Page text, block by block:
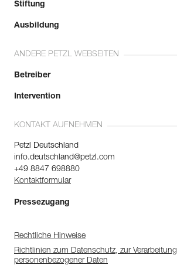
Stiftung
Ausbildung
ANDERE PETZL WEBSEITEN
Betreiber
Intervention
KONTAKT AUFNEHMEN
Petzl Deutschland
info.deutschland@petzl.com
+49 8847 698880
Kontaktformular
Pressezugang
Rechtliche Hinweise
Richtlinien zum Datenschutz, zur Verarbeitung
personenbezogener Daten